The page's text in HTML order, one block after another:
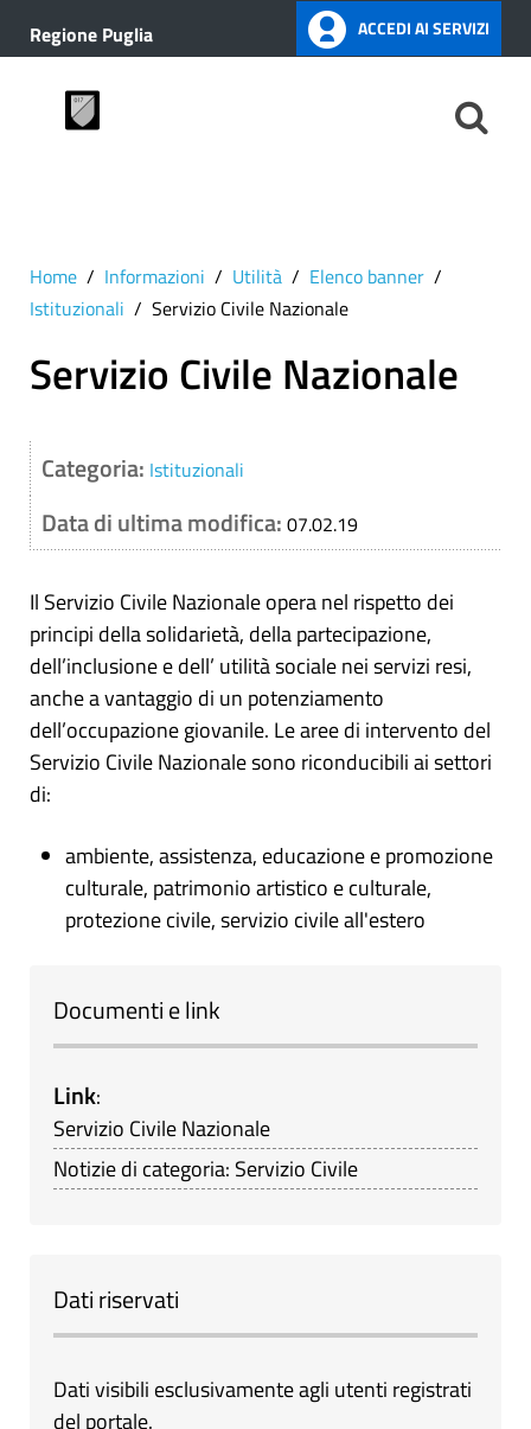
Regione Puglia ACCEDI AI SERVIZI
Home Informazioni Utilità
Elenco banner
Istituzionali
Servizio Civile Nazionale
Servizio Civile Nazionale
Categoria: Istituzionali
Data di ultima modifica: 07.02.19
Il Servizio Civile Nazionale opera nel rispetto dei
principi della solidarietà, della partecipazione,
dell’inclusione e dell’ utilità sociale nei servizi resi,
anche a vantaggio di un potenziamento
dell’occupazione giovanile. Le aree di intervento del
Servizio Civile Nazionale sono riconducibili ai settori
di:
ambiente, assistenza, educazione e promozione
culturale, patrimonio artistico e culturale,
protezione civile, servizio civile all'estero
Documenti e link
Link:
Servizio Civile Nazionale
Notizie di categoria: Servizio Civile
Dati riservati
Dati visibili esclusivamente agli utenti registrati
del portale.